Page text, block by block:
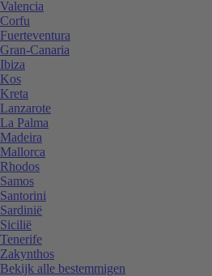
Valencia
Corfu
Fuerteventura
Gran-Canaria
Ibiza
Kos
Kreta
Lanzarote
La Palma
Madeira
Mallorca
Rhodos
Samos
Santorini
Sardinië
Sicilië
Tenerife
Zakynthos
Bekijk alle bestemmigen